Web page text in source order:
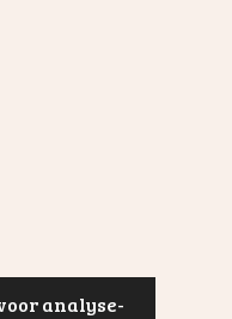
analyse-